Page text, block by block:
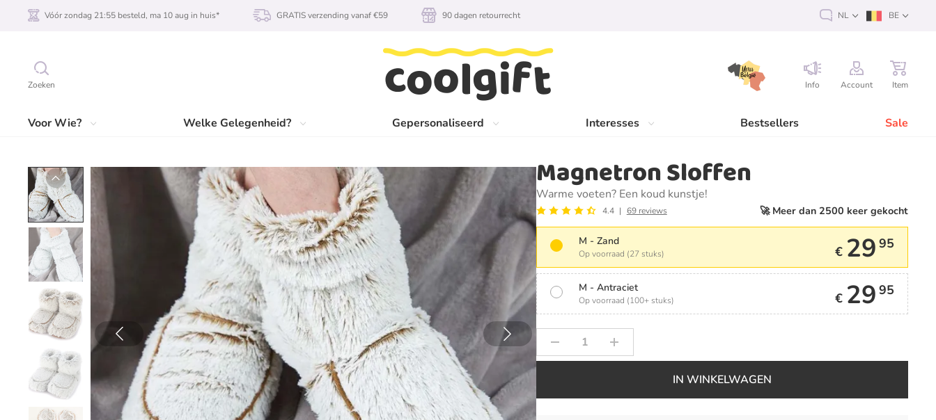
Zoeken Info Account Item
Voor Wie? Welke Gelegenheid? Gepersonaliseerd Interesses Bestsellers Sale
Vóór zondag 21:55 besteld, ma 10 aug in huis* GRATIS verzending vanaf €59 90 dagen retourrecht NL BE
Magnetron Sloffen
Warme voeten? Een koud kunstje!
4.4 69 reviews 🚀 Meer dan 2500 keer gekocht
M - Zand
Op voorraad (27 stuks) € 29 95
M - Antraciet
Op voorraad (100+ stuks) € 29 95
IN WINKELWAGEN